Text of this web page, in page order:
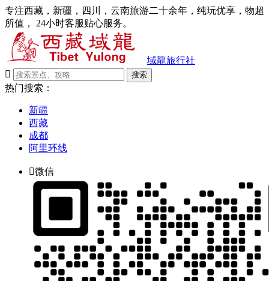
专注西藏，新疆，四川，云南旅游二十余年，纯玩优享，物超
所值， 24小时客服贴心服务。
域龍旅行社

搜索
热门搜索：
新疆
西藏
成都
阿里环线
微信